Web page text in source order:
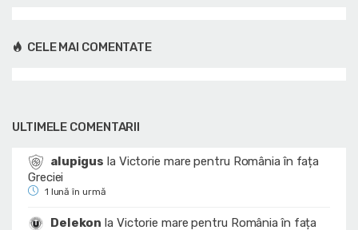
CELE MAI COMENTATE
ULTIMELE COMENTARII
alupigus la Victorie mare pentru România în fața
Greciei
1 lună în urmă
Delekon la Victorie mare pentru România în fața